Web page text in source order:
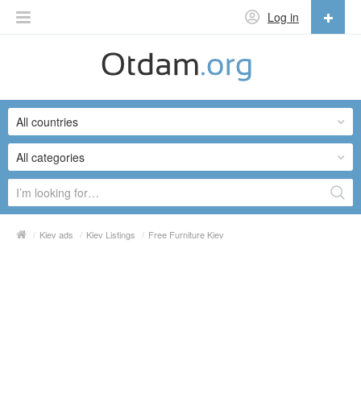
Log in
English
Русский
Українська
All categories
All countries
/ Kiev ads / Kiev Listings / Free Furniture Kiev